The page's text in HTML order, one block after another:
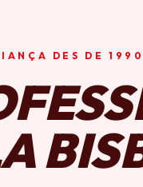
DES DE